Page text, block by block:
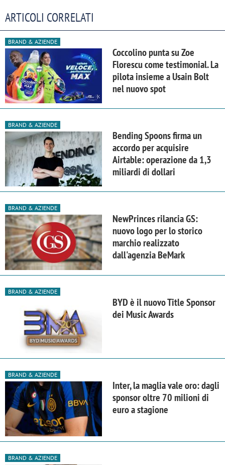
ARTICOLI CORRELATI
BRAND & AZIENDE
Coccolino punta su Zoe
Florescu come testimonial. La
pilota insieme a Usain Bolt
nel nuovo spot
BRAND & AZIENDE
Bending Spoons firma un
accordo per acquisire
Airtable: operazione da 1,3
miliardi di dollari
BRAND & AZIENDE
NewPrinces rilancia GS:
nuovo logo per lo storico
marchio realizzato
dall'agenzia BeMark
BRAND & AZIENDE
BYD è il nuovo Title Sponsor
dei Music Awards
BRAND & AZIENDE
Inter, la maglia vale oro: dagli
sponsor oltre 70 milioni di
euro a stagione
BRAND & AZIENDE